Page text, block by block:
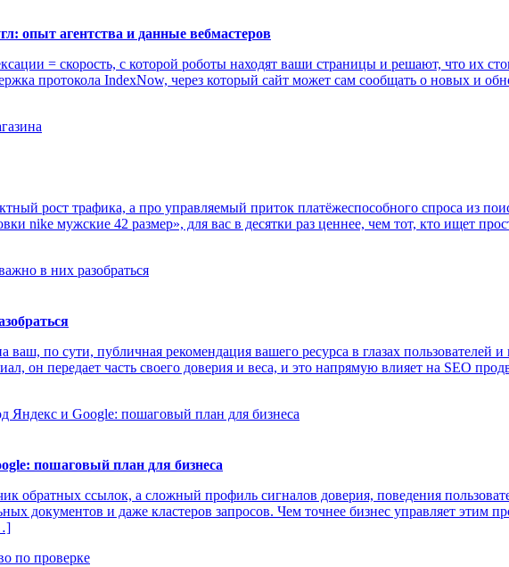
опыт агентства и данные вебмастеров
= скорость, с которой роботы находят ваши страницы и решают, что их
протокола IndexNow, через который сайт может сам сообщать о новых и
рост трафика, а про управляемый приток платёжеспособного спроса из
nike мужские 42 размер», для вас в десятки раз ценнее, чем тот, кто ищет
по сути, публичная рекомендация вашего ресурса в глазах пользователей
он передает часть своего доверия и веса, и это напрямую влияет на SEO
пошаговый план для бизнеса
обратных ссылок, а сложный профиль сигналов доверия, поведения
документов и даже кластеров запросов. Чем точнее бизнес управляет этим